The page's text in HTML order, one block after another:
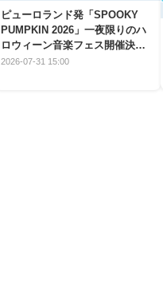
ピューロランド発「SPOOKY
PUMPKIN 2026」一夜限りのハ
ロウィーン音楽フェス開催決
定！
2026-07-31 15:00